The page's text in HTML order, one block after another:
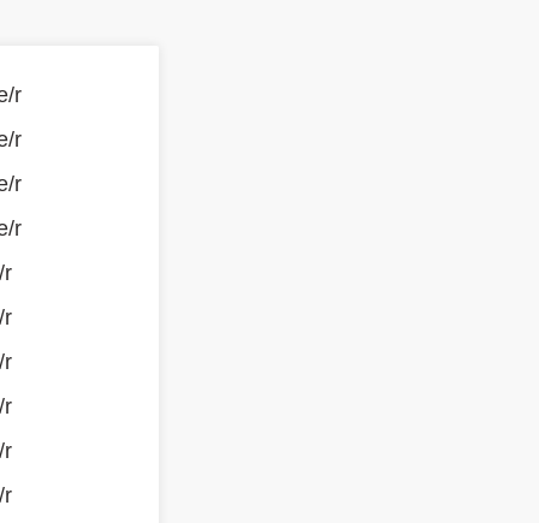
r
r
r
r
r
r
r
r
r
r